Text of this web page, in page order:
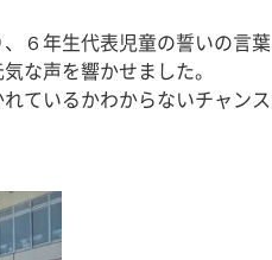
６年生代表児童の誓いの言
な声を響かせました。
ているかわからないチャン